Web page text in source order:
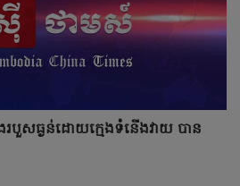
បួសធ្ងន់ដោយក្មេងទំនើងវាយ បាន